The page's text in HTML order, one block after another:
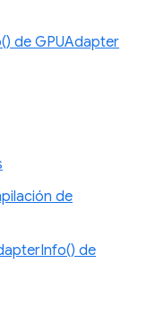
de GPUAdapter
de
de